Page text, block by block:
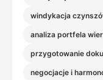
windykacja
analiza portfela
przygotowanie
negocjacje i